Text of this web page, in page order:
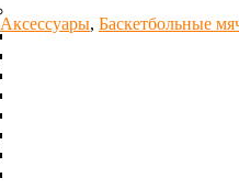
Аксессуары, Баскетбольные